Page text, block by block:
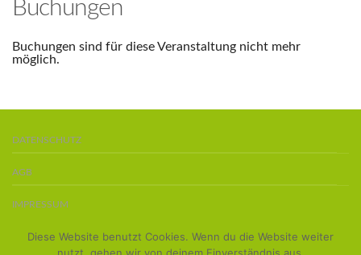
Buchungen
Buchungen sind für diese Veranstaltung nicht mehr
möglich.
DATENSCHUTZ
AGB
IMPRESSUM
BOARDS KAUFEN
Diese Website benutzt Cookies. Wenn du die Website weiter